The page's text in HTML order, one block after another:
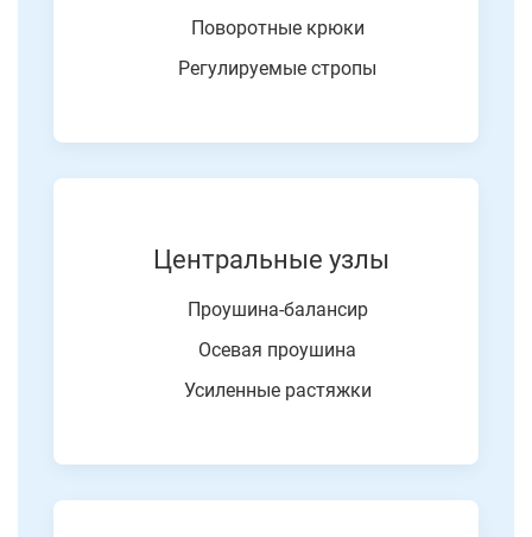
Поворотные крюки
Регулируемые стропы
Центральные узлы
Проушина-балансир
Осевая проушина
Усиленные растяжки